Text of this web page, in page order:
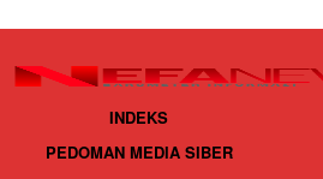
INDEKS
PEDOMAN MEDIA SIBER